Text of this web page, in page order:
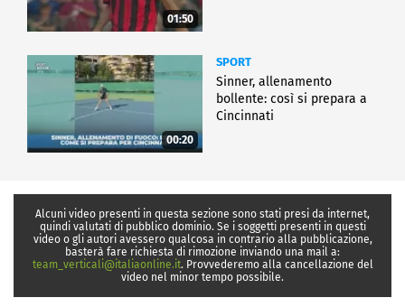
01:50
00:20
SPORT
Sinner, allenamento
bollente: così si prepara a
Cincinnati
Alcuni video presenti in questa sezione sono stati presi da internet,
quindi valutati di pubblico dominio. Se i soggetti presenti in questi
video o gli autori avessero qualcosa in contrario alla pubblicazione,
basterà fare richiesta di rimozione inviando una mail a:
team_verticali@italiaonline.it. Provvederemo alla cancellazione del
video nel minor tempo possibile.